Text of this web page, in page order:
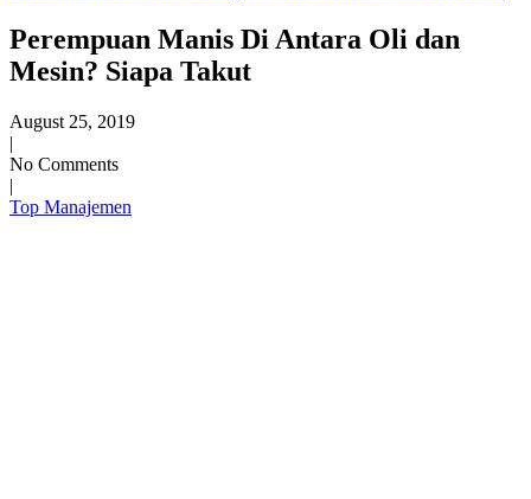
Perempuan Manis Di Antara Oli dan
Mesin? Siapa Takut
August 25, 2019
|
No Comments
|
Top Manajemen